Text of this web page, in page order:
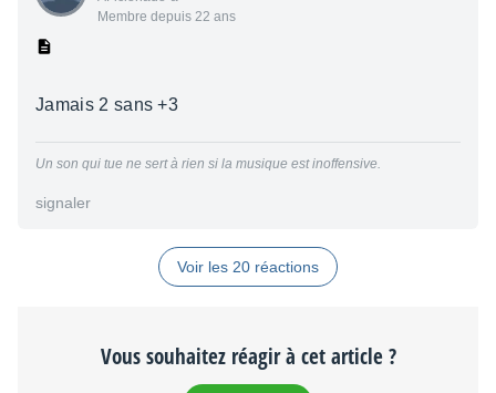
Membre depuis 22 ans
Jamais 2 sans +3
Un son qui tue ne sert à rien si la musique est inoffensive.
signaler
Voir les 20 réactions
Vous souhaitez réagir à cet article ?